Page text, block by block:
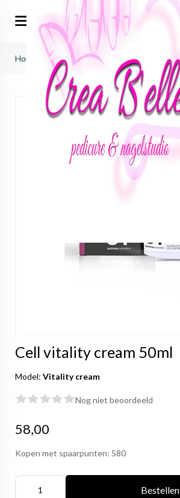
Home Cell vitality cream 50ml
Cell vitality cream 50ml
Model: Vitality cream
Nog niet beoordeeld
58,00
Kopen met spaarpunten: 580
Bestellen